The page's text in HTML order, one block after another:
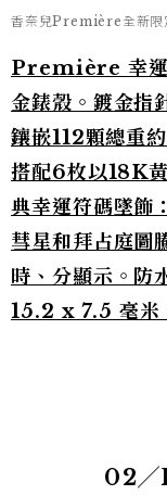
香奈兒Première全新限
Première 幸運
金錶殼。鍍金指
鑲嵌112顆總重
搭配6枚以18K
典幸運符碼墜飾
彗星和拜占庭圖
時、分顯示。
15.2 x 7.5 毫米